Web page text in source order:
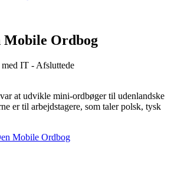
Mobile Ordbog
IT - Afsluttede
at udvikle mini-ordbøger til udenlandske
er til arbejdstagere, som taler polsk, tysk
Mobile Ordbog